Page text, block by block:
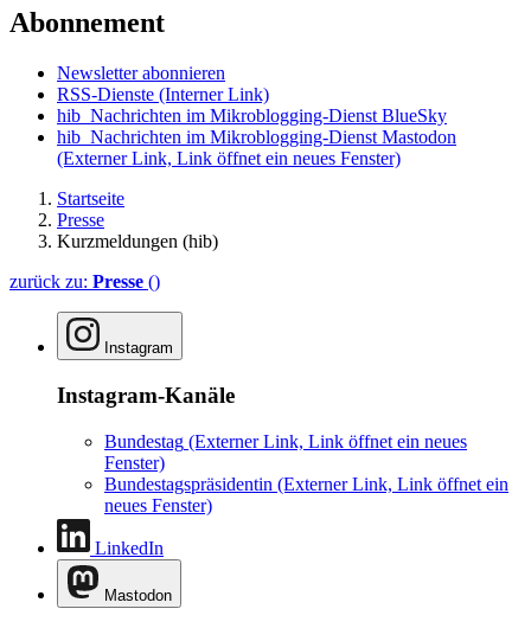
Abonnement
Newsletter abonnieren
RSS-Dienste (Interner Link)
hib_Nachrichten im Mikroblogging-Dienst BlueSky
hib_Nachrichten im Mikroblogging-Dienst Mastodon
(Externer Link, Link öffnet ein neues Fenster)
Startseite
Presse
Kurzmeldungen (hib)
zurück zu: Presse ()
Instagram
Instagram-Kanäle
Bundestag (Externer Link, Link öffnet ein neues
Fenster)
Bundestagspräsidentin (Externer Link, Link öffnet ein
neues Fenster)
LinkedIn
Mastodon